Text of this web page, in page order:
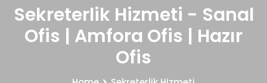
Sekreterlik Hizmeti - Sanal
Ofis | Amfora Ofis | Hazır
Ofis